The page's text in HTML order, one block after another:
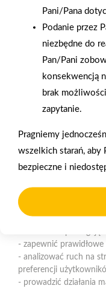
Gwarancja jakości
naszych produktów
telefoniczne
ul. Św. Ducha 12,
magazyn -
Pani/Pana
Podanie przez
niezbędne do
Pan/Pani
konsekwencją
brak
zapytanie.
Pragniemy
wszelkich starań, aby
bezpieczne i
Polityka
Nasz serwis
zapewnienia
użytkowania oraz
Czym są pliki
Cookies to niewielkie
użytkownika
korzystania z naszej
odczytywane przez
partnerów, np.
Do czego
- zapewnić
- analizować ruch na
preferencji
- prowadzić działania